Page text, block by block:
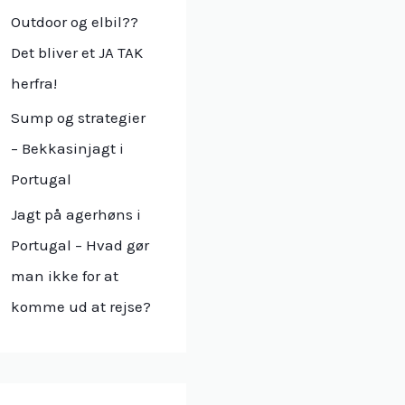
Outdoor og elbil??
Det bliver et JA TAK
herfra!
Sump og strategier
– Bekkasinjagt i
Portugal
Jagt på agerhøns i
Portugal – Hvad gør
man ikke for at
komme ud at rejse?